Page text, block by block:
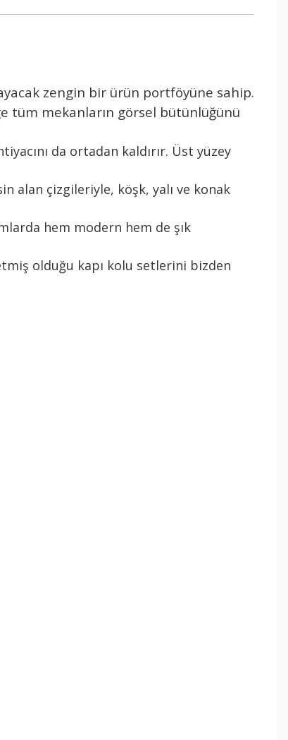
zengin bir ürün portföyüne sahip.
tüm mekanların görsel bütünlüğünü
da ortadan kaldırır. Üst yüzey
alan çizgileriyle, köşk, yalı ve konak
hem modern hem de şık
olduğu kapı kolu setlerini bizden